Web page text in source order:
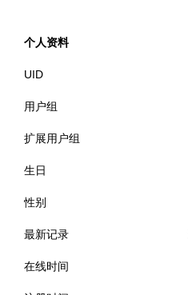
个人资料
UID
用户组
扩展用户组
生日
性别
最新记录
在线时间